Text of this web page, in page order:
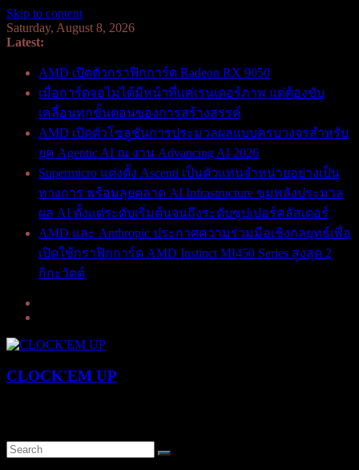
Skip to content
Saturday, August 8, 2026
Latest:
AMD เปิดตัวกราฟิกการ์ด Radeon RX 9050
เมื่อการ์ดจอไม่ได้มีหน้าที่แค่เรนเดอร์ภาพ แต่ต้องขับ
เคลื่อนทุกขั้นตอนของการสร้างสรรค์
AMD เปิดตัวโซลูชันการประมวลผลแบบครบวงจรสำหรับ
ยุค Agentic AI ณ งาน Advancing AI 2026
Supermicro แต่งตั้ง Ascenti เป็นตัวแทนจำหน่ายอย่างเป็น
ทางการ พร้อมลุยตลาด AI Infrastructure ขุมพลังประมวล
ผล AI ตั้งแต่ระดับเริ่มต้นจนถึงระดับซุปเปอร์คลัสเตอร์
AMD และ Anthropic ประกาศความร่วมมือเชิงกลยุทธ์เพื่อ
เปิดใช้กราฟิกการ์ด AMD Instinct MI450 Series สูงสุด 2
กิกะวัตต์
CLOCK'EM UP